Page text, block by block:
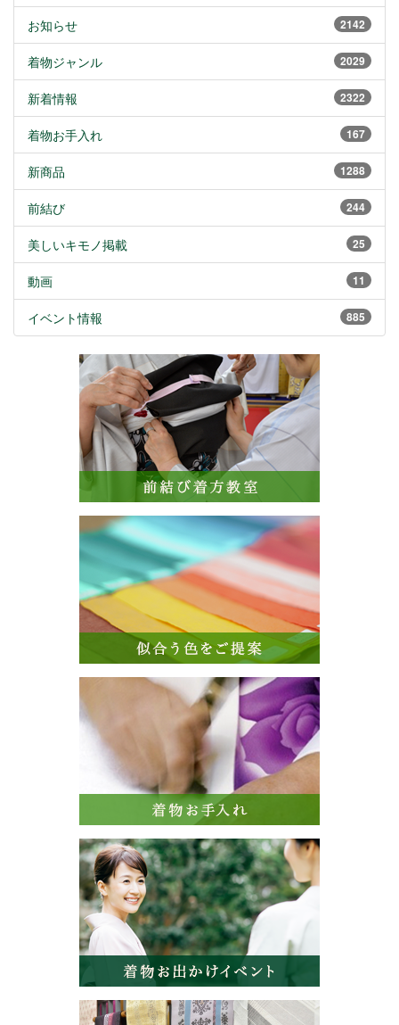
2142
お知らせ
2029
着物ジャンル
2322
新着情報
167
着物お手入れ
1288
新商品
244
前結び
25
美しいキモノ掲載
11
動画
885
イベント情報